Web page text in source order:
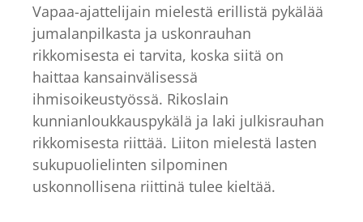
Vapaa-ajattelijain mielestä erillistä pykälää
jumalanpilkasta ja uskonrauhan
rikkomisesta ei tarvita, koska siitä on
haittaa kansainvälisessä
ihmisoikeustyössä. Rikoslain
kunnianloukkauspykälä ja laki julkisrauhan
rikkomisesta riittää. Liiton mielestä lasten
sukupuolielinten silpominen
uskonnollisena riittinä tulee kieltää.